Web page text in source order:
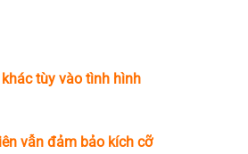
tùy vào tình hình
vẫn đảm bảo kích cỡ